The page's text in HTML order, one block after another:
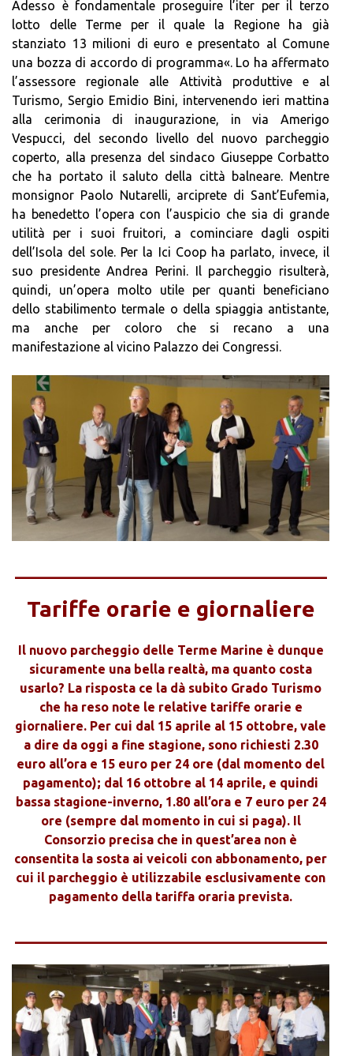
Adesso è fondamentale proseguire l’iter per il terzo
lotto delle Terme per il quale la Regione ha già
stanziato 13 milioni di euro e presentato al Comune
una bozza di accordo di programma«. Lo ha affermato
l’assessore regionale alle Attività produttive e al
Turismo, Sergio Emidio Bini, intervenendo ieri mattina
alla cerimonia di inaugurazione, in via Amerigo
Vespucci, del secondo livello del nuovo parcheggio
coperto, alla presenza del sindaco Giuseppe Corbatto
che ha portato il saluto della città balneare. Mentre
monsignor Paolo Nutarelli, arciprete di Sant’Eufemia,
ha benedetto l’opera con l’auspicio che sia di grande
utilità per i suoi fruitori, a cominciare dagli ospiti
dell’Isola del sole. Per la Ici Coop ha parlato, invece, il
suo presidente Andrea Perini. Il parcheggio risulterà,
quindi, un’opera molto utile per quanti beneficiano
dello stabilimento termale o della spiaggia antistante,
ma anche per coloro che si recano a una
manifestazione al vicino Palazzo dei Congressi.
Tariffe orarie e giornaliere
Il nuovo parcheggio delle Terme Marine è dunque
sicuramente una bella realtà, ma quanto costa
usarlo? La risposta ce la dà subito Grado Turismo
che ha reso note le relative tariffe orarie e
giornaliere. Per cui dal 15 aprile al 15 ottobre, vale
a dire da oggi a fine stagione, sono richiesti 2.30
euro all’ora e 15 euro per 24 ore (dal momento del
pagamento); dal 16 ottobre al 14 aprile, e quindi
bassa stagione-inverno, 1.80 all’ora e 7 euro per 24
ore (sempre dal momento in cui si paga). Il
Consorzio precisa che in quest’area non è
consentita la sosta ai veicoli con abbonamento, per
cui il parcheggio è utilizzabile esclusivamente con
pagamento della tariffa oraria prevista.